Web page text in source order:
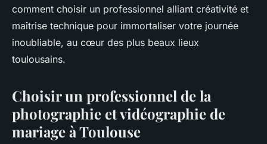
comment choisir un professionnel alliant créativité et
maîtrise technique pour immortaliser votre journée
inoubliable, au cœur des plus beaux lieux
toulousains.
Choisir un professionnel de la
photographie et vidéographie de
mariage à Toulouse